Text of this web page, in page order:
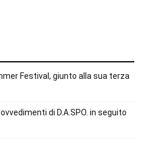
Festival, giunto alla sua terza
di D.A.SPO. in seguito